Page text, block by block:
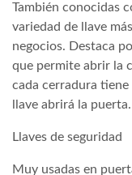
También conocidas
variedad de llave
negocios. Destaca
que permite abrir la
cada cerradura
llave abrirá la puerta.
Llaves de seguridad
Muy usadas en